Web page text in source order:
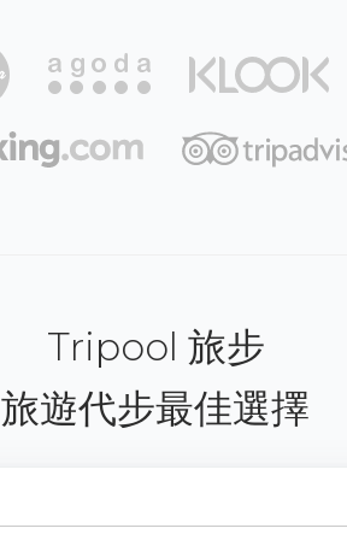
Tripool 旅步
旅遊代步最佳選擇